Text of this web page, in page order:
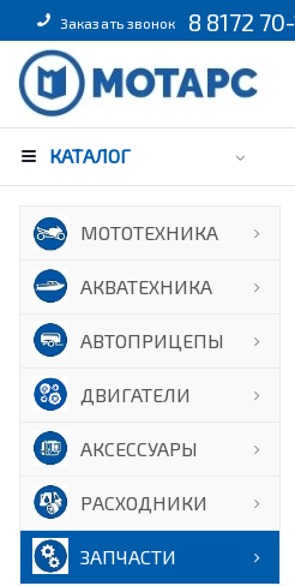
Заказать звонок 8 8172
КАТАЛОГ
МОТОТЕХНИКА
АКВАТЕХНИКА
АВТОПРИЦЕПЫ
ДВИГАТЕЛИ
АКСЕССУАРЫ
РАСХОДНИКИ
ЗАПЧАСТИ